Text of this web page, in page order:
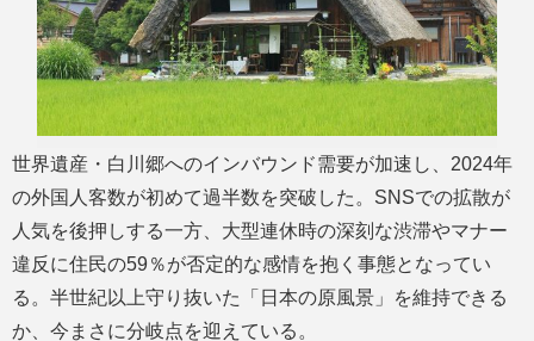
世界遺産・白川郷へのインバウンド需要が加速し、2024年
の外国人客数が初めて過半数を突破した。SNSでの拡散が
人気を後押しする一方、大型連休時の深刻な渋滞やマナー
違反に住民の59％が否定的な感情を抱く事態となってい
る。半世紀以上守り抜いた「日本の原風景」を維持できる
か、今まさに分岐点を迎えている。